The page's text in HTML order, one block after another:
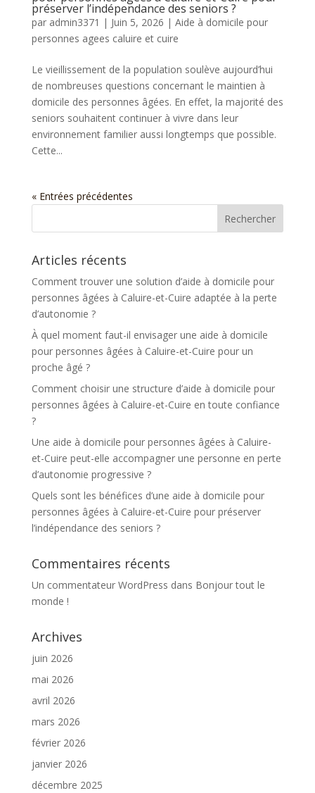
préserver l’indépendance des seniors ?
par admin3371 | Juin 5, 2026 | Aide à domicile pour
personnes agees caluire et cuire
Le vieillissement de la population soulève aujourd’hui
de nombreuses questions concernant le maintien à
domicile des personnes âgées. En effet, la majorité des
seniors souhaitent continuer à vivre dans leur
environnement familier aussi longtemps que possible.
Cette...
« Entrées précédentes
Articles récents
Comment trouver une solution d’aide à domicile pour
personnes âgées à Caluire-et-Cuire adaptée à la perte
d’autonomie ?
À quel moment faut-il envisager une aide à domicile
pour personnes âgées à Caluire-et-Cuire pour un
proche âgé ?
Comment choisir une structure d’aide à domicile pour
personnes âgées à Caluire-et-Cuire en toute confiance
?
Une aide à domicile pour personnes âgées à Caluire-
et-Cuire peut-elle accompagner une personne en perte
d’autonomie progressive ?
Quels sont les bénéfices d’une aide à domicile pour
personnes âgées à Caluire-et-Cuire pour préserver
l’indépendance des seniors ?
Commentaires récents
Un commentateur WordPress dans Bonjour tout le
monde !
Archives
juin 2026
mai 2026
avril 2026
mars 2026
février 2026
janvier 2026
décembre 2025